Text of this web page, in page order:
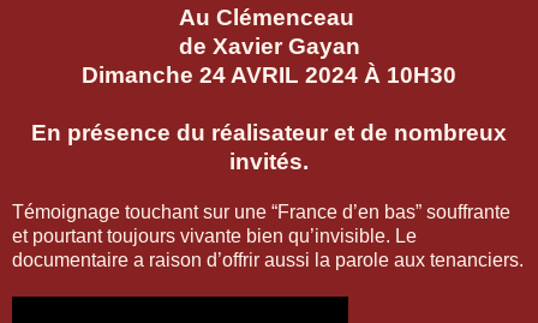
Au Clémenceau
de Xavier Gayan
Dimanche 24 AVRIL 2024 À 10H30
En présence du réalisateur et de nombreux
invités.
Témoignage touchant sur une “France d’en bas” souffrante
et pourtant toujours vivante bien qu’invisible. Le
documentaire a raison d’offrir aussi la parole aux tenanciers.